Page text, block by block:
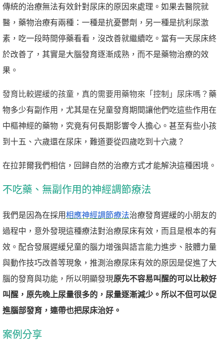
傳統的治療無法有效針對尿床的原因來處理。如果去醫院就
醫，藥物治療有兩種：一種是抗憂鬱劑，另一種是抗利尿激
素，吃一段時間停藥看看，沒改善就繼續吃。當有一天尿床終
於改善了，其實是大腦發育逐漸成熟，而不是藥物治療的效
果。
發育比較遲緩的孩童，真的需要用藥物來「控制」尿床嗎？ 藥
物多少有副作用，尤其是在兒童發育期間讓他們吃這些作用在
中樞神經的藥物，究竟有何長期影響令人擔心。甚至有些小孩
到十五、六歲還在尿床，難道要從四歲吃到十六歲？
在拉菲爾我們相信，回歸自然的治療方式才能解決這種困境。
不吃藥、無副作用的神經調節療法
我們是因為在採用相應神經調節療法治療發育遲緩的小朋友的
過程中，意外發現這種療法對治療尿床有效，而且是根本的有
效。配合發展遲緩兒童的腦力增強與語言能力進步、肢體力量
與動作技巧改善等現象，推測治療尿床有效的原因是促進了大
腦的發育與功能，所以明顯發現原先不容易叫醒的可以比較好
叫醒，原先晚上尿量很多的，尿量逐漸減少。所以不但可以促
進腦部發育，連帶也把尿床治好。
案例分享